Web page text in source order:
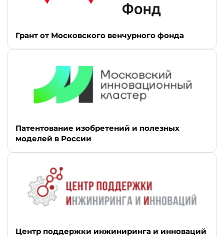
Грант от Московского венчурного фонда
Патентование изобретений и полезных
моделей в России
Центр поддержки инжиниринга и инноваций